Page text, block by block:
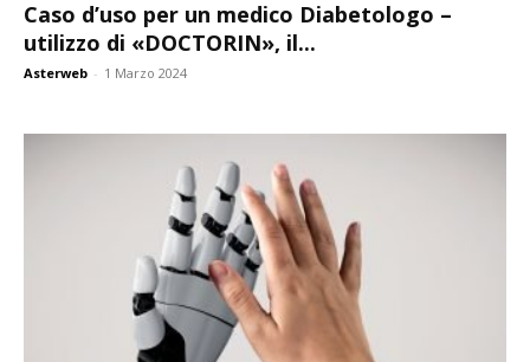
Caso d’uso per un medico Diabetologo –
utilizzo di «DOCTORIN», il...
Asterweb - 1 Marzo 2024